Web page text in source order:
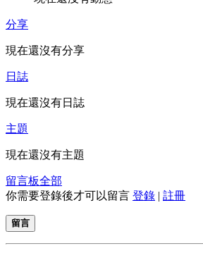
分享
現在還沒有分享
日誌
現在還沒有日誌
主題
現在還沒有主題
留言板全部
你需要登錄後才可以留言 登錄 | 註冊
留言